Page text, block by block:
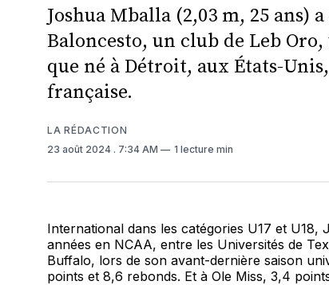
Joshua Mballa (2,03 m, 25 ans)
Baloncesto, un club de Leb
que né à Détroit, aux États-
française.
LA RÉDACTION
23 août 2024 . 7:34 AM 1 lecture min
International dans les catégories U17 et U18,
années en NCAA, entre les Universités de
Buffalo, lors de son avant-dernière saison
points et 8,6 rebonds. Et à Ole Miss, 3,4